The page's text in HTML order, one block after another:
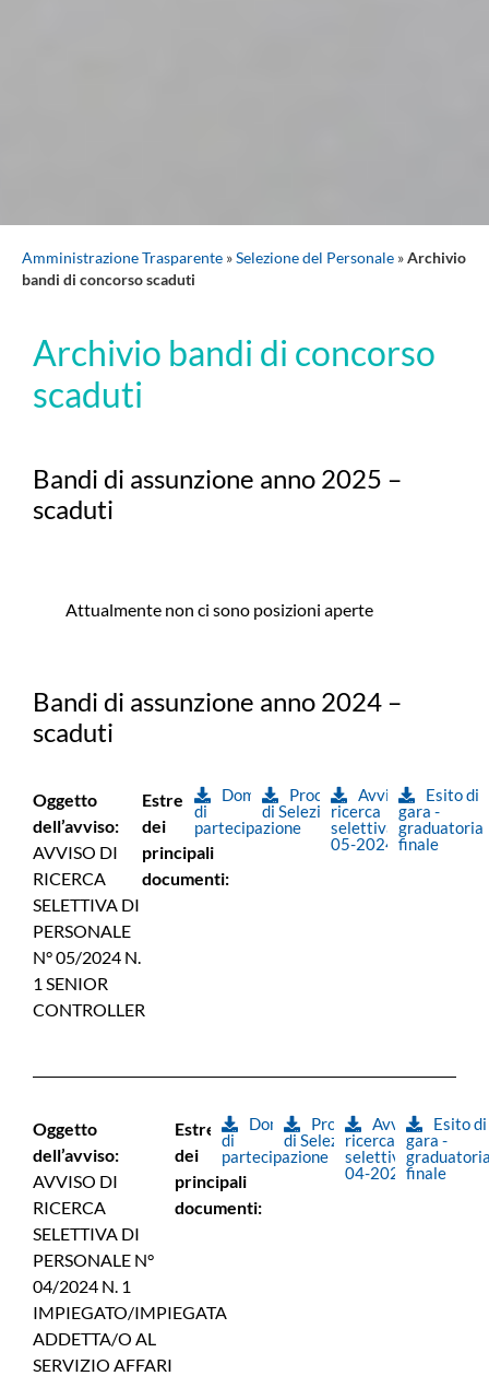
Amministrazione Trasparente »Selezione del Personale »Archivio
bandi di concorso scaduti
Archivio bandi di concorso
scaduti
Bandi di assunzione anno 2025 –
scaduti
Attualmente non ci sono posizioni aperte
Bandi di assunzione anno 2024 –
scaduti
Oggetto
dell’avviso:
AVVISO DI
RICERCA
SELETTIVA DI
PERSONALE
N° 05/2024 N.
1 SENIOR
CONTROLLER
Estremi
dei
principali
documenti:
Domanda
di
partecipazione
Procedura
di Selezione
Avviso
ricerca
selettiva
05-2024
Esito di
gara -
graduatoria
finale
Oggetto
dell’avviso:
AVVISO DI
RICERCA
SELETTIVA DI
PERSONALE N°
04/2024 N. 1
IMPIEGATO/IMPIEGATA
ADDETTA/O AL
SERVIZIO AFFARI
Estremi
dei
principali
documenti:
Domanda
di
partecipazione
Procedura
di Selezione
Avviso
ricerca
selettiva
04-2024
Esito di
gara -
finale